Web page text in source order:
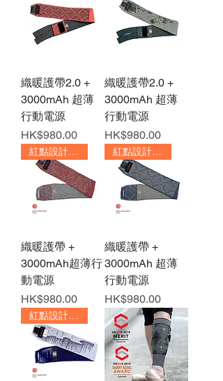
織暖護帶2.0 +
3000mAh 超薄
行動電源
價格
HK$980.00
織暖護帶2.0 +
3000mAh 超薄
行動電源
價格
HK$980.00
織暖護帶 +
3000mAh超薄行
動電源
價格
HK$980.00
織暖護帶 +
3000mAh 超薄
行動電源
價格
HK$980.00